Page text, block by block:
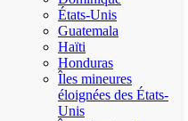
États-Unis
Guatemala
Haïti
Honduras
Îles mineures
éloignées des États-
Unis